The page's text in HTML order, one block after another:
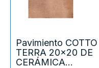
Pavimiento COTTO
TERRA 20x20 DE
CERÁMICA...